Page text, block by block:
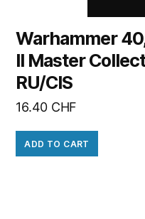
Warhammer
II Master
RU/CIS
16.40 CHF
ADD TO CART